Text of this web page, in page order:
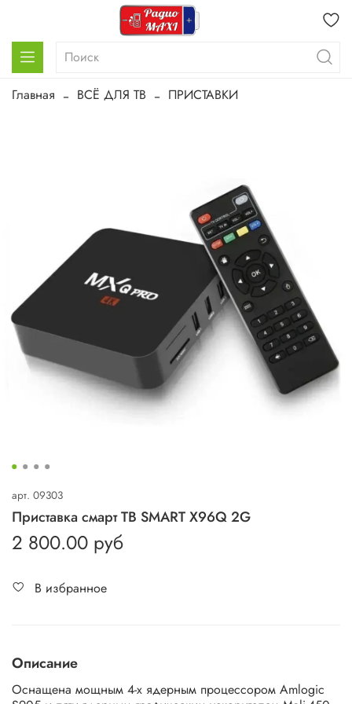
Главная ВСЁ ДЛЯ ТВ ПРИСТАВКИ
арт. 09303
Приставка смарт ТВ SMART X96Q 2G
2 800.00 руб
В избранное
Описание
Оснащена мощным 4-х ядерным процессором Amlogic